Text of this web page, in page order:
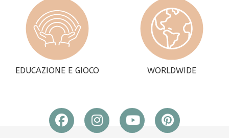
EDUCAZIONE E GIOCO WORLDWIDE